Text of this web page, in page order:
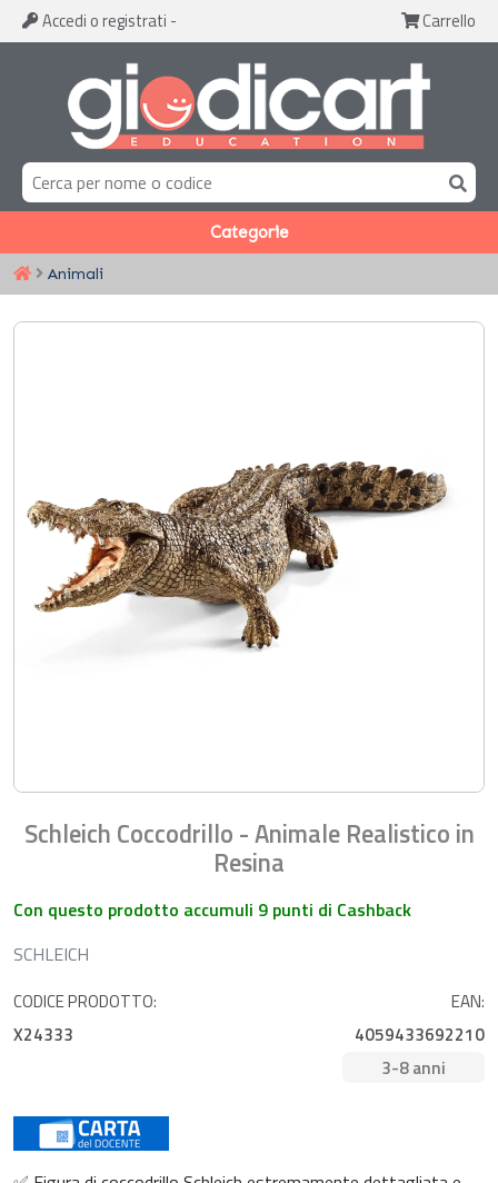
Accedi o registrati - Carrello
Categorie
Animali
Schleich Coccodrillo - Animale Realistico in
Resina
Con questo prodotto accumuli 9 punti di Cashback
SCHLEICH
CODICE PRODOTTO:
X24333
EAN:
4059433692210
3-8 anni